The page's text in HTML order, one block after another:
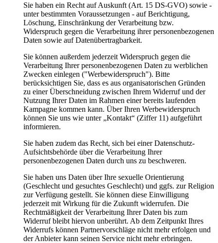
Sie haben ein Recht auf Auskunft (Art. 15 DS-GVO) sowie -
unter bestimmten Voraussetzungen - auf Berichtigung,
Löschung, Einschränkung der Verarbeitung bzw.
Widerspruch gegen die Verarbeitung ihrer personenbezogenen
Daten sowie auf Datenübertragbarkeit.
Sie können außerdem jederzeit Widerspruch gegen die
Verarbeitung Ihrer personenbezogenen Daten zu werblichen
Zwecken einlegen ("Werbewiderspruch"). Bitte
berücksichtigen Sie, dass es aus organisatorischen Gründen
zu einer Überschneidung zwischen Ihrem Widerruf und der
Nutzung Ihrer Daten im Rahmen einer bereits laufenden
Kampagne kommen kann. Über Ihren Werbewiderspruch
können Sie uns wie unter „Kontakt“ (Ziffer 11) aufgeführt
informieren.
Sie haben zudem das Recht, sich bei einer Datenschutz-
Aufsichtsbehörde über die Verarbeitung Ihrer
personenbezogenen Daten durch uns zu beschweren.
Sie haben uns Daten über Ihre sexuelle Orientierung
(Geschlecht und gesuchtes Geschlecht) und ggfs. zur Religion
zur Verfügung gestellt. Sie können diese Einwilligung
jederzeit mit Wirkung für die Zukunft widerrufen. Die
Rechtmäßigkeit der Verarbeitung Ihrer Daten bis zum
Widerruf bleibt hiervon unberührt. Ab dem Zeitpunkt Ihres
Widerrufs können Partnervorschläge nicht mehr erfolgen und
der Anbieter kann seinen Service nicht mehr erbringen.